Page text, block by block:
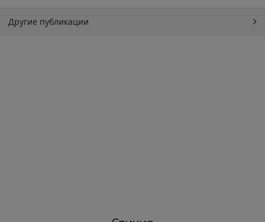
Другие публикации